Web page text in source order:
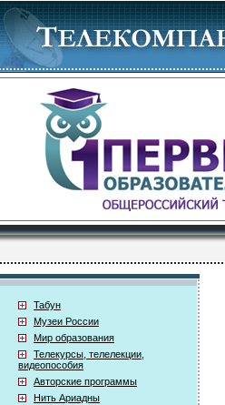
Табун
Музеи России
Мир образования
Телекурсы, телелекции,
видеопособия
Авторские программы
Нить Ариадны